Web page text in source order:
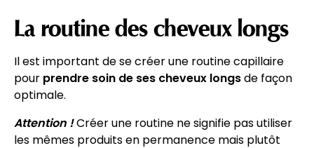
La routine des cheveux longs
Il est important de se créer une routine capillaire
pour prendre soin de ses cheveux longsde façon
optimale.
Attention !Créer une routine ne signifie pas utiliser
les mêmes produits en permanence mais plutôt